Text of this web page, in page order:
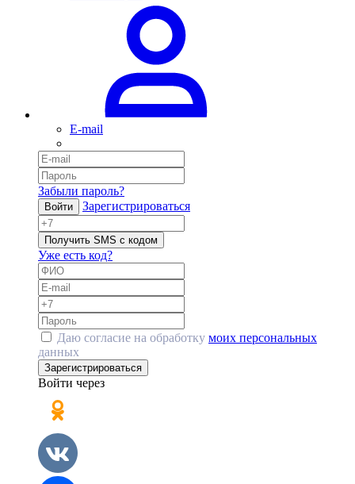
E-mail
Забыли пароль?
Войти Зарегистрироваться
Получить SMS с кодом
Уже есть код?
Даю согласие на обработку моих персональных
данных
Зарегистрироваться
Войти через